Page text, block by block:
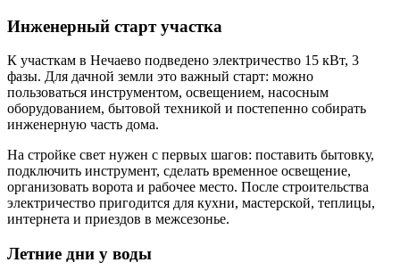
Инженерный старт участка
К участкам в Нечаево подведено электричество 15 кВт, 3
фазы. Для дачной земли это важный старт: можно
пользоваться инструментом, освещением, насосным
оборудованием, бытовой техникой и постепенно собирать
инженерную часть дома.
На стройке свет нужен с первых шагов: поставить бытовку,
подключить инструмент, сделать временное освещение,
организовать ворота и рабочее место. После строительства
электричество пригодится для кухни, мастерской, теплицы,
интернета и приездов в межсезонье.
Летние дни у воды